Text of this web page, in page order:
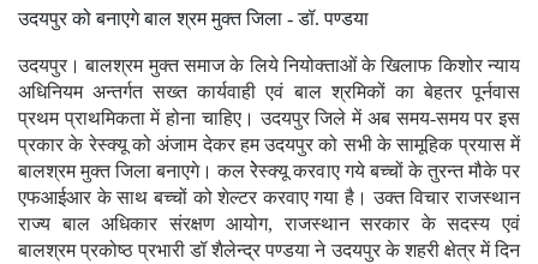
उदयपुर को बनाएगे बाल श्रम मुक्त जिला - डॉ. पण्डया
उदयपुर। बालश्रम मुक्त समाज के लिये नियोक्ताओं के खिलाफ किशोर न्याय
अधिनियम अन्तर्गत सख्त कार्यवाही एवं बाल श्रमिकों का बेहतर पूर्नवास
प्रथम प्राथमिकता में होना चाहिए। उदयपुर जिले में अब समय-समय पर इस
प्रकार के रेस्क्यू को अंजाम देकर हम उदयपुर को सभी के सामूहिक प्रयास में
बालश्रम मुक्त जिला बनाएगे। कल रेेस्क्यू करवाए गये बच्चों के तुरन्त मौके पर
एफआईआर के साथ बच्चों को शेल्टर करवाए गया है। उक्त विचार राजस्थान
राज्य बाल अधिकार संरक्षण आयोग, राजस्थान सरकार के सदस्य एवं
बालश्रम प्रकोष्ठ प्रभारी डॉ शैलेन्द्र पण्डया ने उदयपुर के शहरी क्षेत्र में दिन